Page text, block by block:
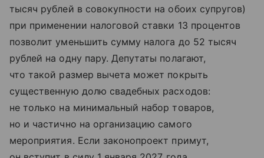
тысяч рублей в совокупности на обоих супругов)
при применении налоговой ставки 13 процентов
позволит уменьшить сумму налога до 52 тысяч
рублей на одну пару. Депутаты полагают,
что такой размер вычета может покрыть
существенную долю свадебных расходов:
не только на минимальный набор товаров,
но и частично на организацию самого
мероприятия. Если законопроект примут,